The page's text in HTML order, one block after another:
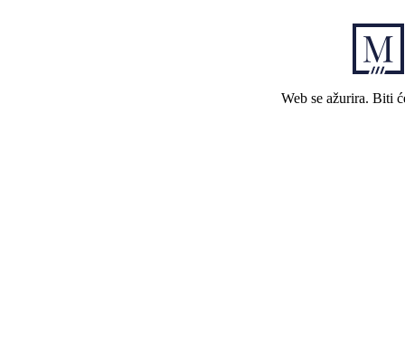
Web se ažurira. Biti